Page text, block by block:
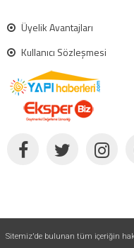
Üyelik Avantajları
Kullanıcı Sözleşmesi
Sitemiz'de bulunan tüm içeriğin